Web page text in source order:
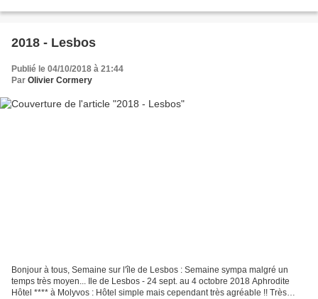
2018 - Lesbos
Publié le 04/10/2018 à 21:44
Par Olivier Cormery
Bonjour à tous, Semaine sur l'île de Lesbos : Semaine sympa malgré un
temps très moyen... Ile de Lesbos - 24 sept. au 4 octobre 2018 Aphrodite
Hôtel **** à Molyvos : Hôtel simple mais cependant très agréable !! Très